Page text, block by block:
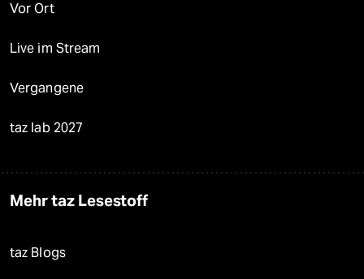
Vor Ort
Live im Stream
Vergangene
taz lab 2027
Mehr taz Lesestoff
taz Blogs